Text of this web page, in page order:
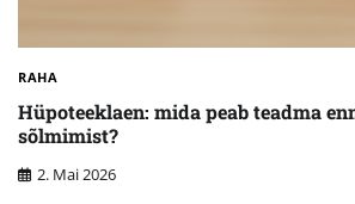
RAHA
Hüpoteeklaen: mida peab teadma
sõlmimist?
2. Mai 2026